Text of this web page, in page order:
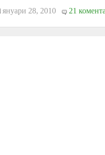
януари 28, 2010 21